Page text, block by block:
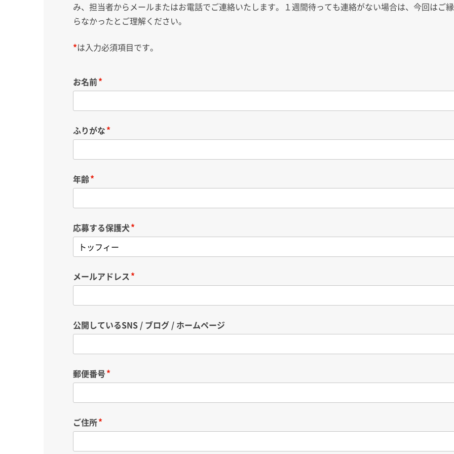
み、担当者からメールまたはお電話でご連絡いたします。１週間待っても連絡がない場合は、今回はご
らなかったとご理解ください。
*は入力必須項目です。
お名前
ふりがな
年齢
応募する保護犬
メールアドレス
公開しているSNS / ブログ / ホームページ
郵便番号
ご住所